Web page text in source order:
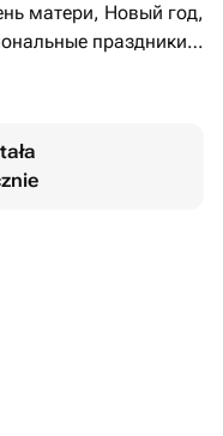
матери, Новый год,
праздники,
а также просто